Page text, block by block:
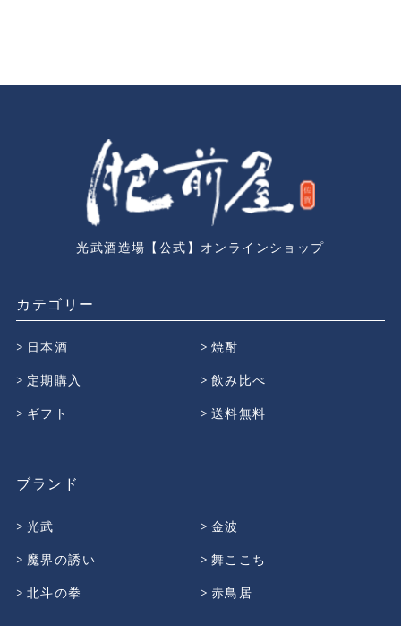
光武酒造場【公式】オンラインショップ
カテゴリー
日本酒
焼酎
定期購入
飲み比べ
ギフト
送料無料
ブランド
光武
金波
魔界の誘い
舞ここち
北斗の拳
赤鳥居